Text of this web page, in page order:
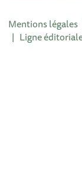
Mentions légales
| Ligne